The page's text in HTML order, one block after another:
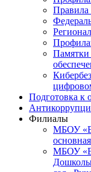
Правила
Памятки
Подготовка к
Филиалы
МБОУ
МБОУ